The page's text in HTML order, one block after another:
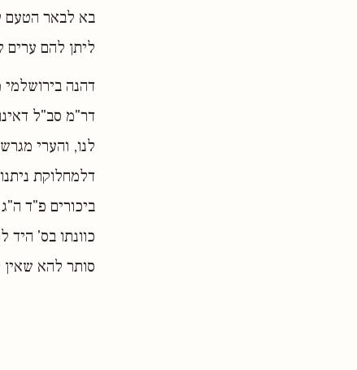
בא לבאר הטעם
ליתן להם ערים
דהנה
דר"מ סב"ל
לנו, והערי
דלמחלוקת
כוונתו בס'
סותר להא